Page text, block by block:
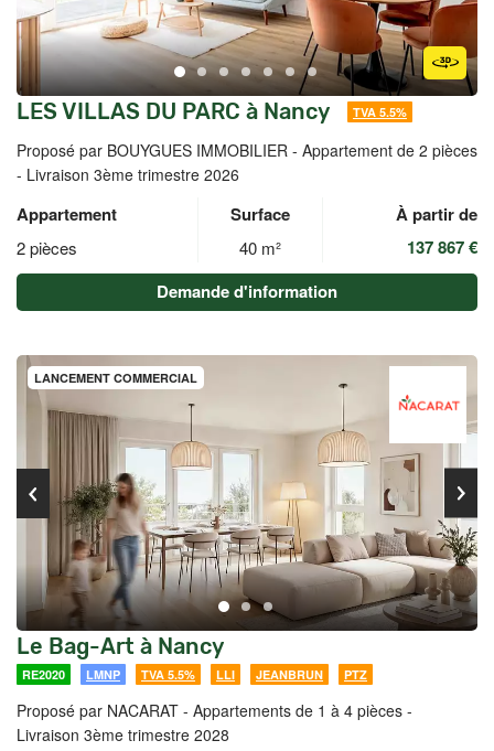
LES VILLAS DU PARC à Nancy TVA 5.5%
Proposé par BOUYGUES IMMOBILIER - Appartement de 2 pièces
- Livraison 3ème trimestre 2026
Appartement Surface À partir de
2 pièces 40 m²
137 867 €
Demande d'information
LANCEMENT COMMERCIAL
Le Bag-Art à Nancy
RE2020 LMNP TVA 5.5% LLI JEANBRUN PTZ
Proposé par NACARAT - Appartements de 1 à 4 pièces -
Livraison 3ème trimestre 2028